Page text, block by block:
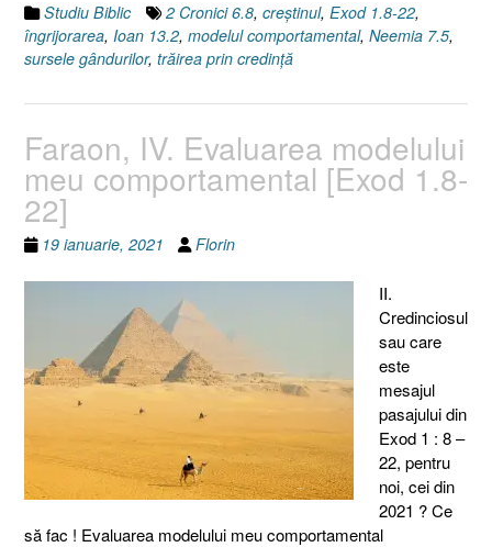
Studiu Biblic 2 Cronici 6.8, creştinul, Exod 1.8-22,
îngrijorarea, Ioan 13.2, modelul comportamental, Neemia 7.5,
sursele gândurilor, trăirea prin credinţă
Faraon, IV. Evaluarea modelului
meu comportamental [Exod 1.8-
22]
19 ianuarie, 2021 Florin
II.
Credinciosul
sau care
este
mesajul
pasajului din
Exod 1 : 8 –
22, pentru
noi, cei din
2021 ? Ce
să fac ! Evaluarea modelului meu comportamental